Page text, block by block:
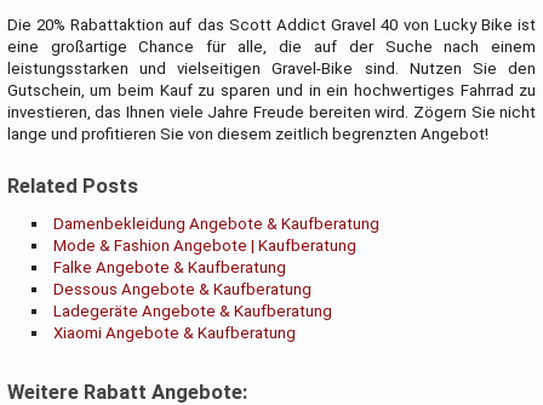
Die 20% Rabattaktion auf das Scott Addict Gravel 40 von Lucky Bike ist
eine großartige Chance für alle, die auf der Suche nach einem
leistungsstarken und vielseitigen Gravel-Bike sind. Nutzen Sie den
Gutschein, um beim Kauf zu sparen und in ein hochwertiges Fahrrad zu
investieren, das Ihnen viele Jahre Freude bereiten wird. Zögern Sie nicht
lange und profitieren Sie von diesem zeitlich begrenzten Angebot!
Related Posts
Damenbekleidung Angebote & Kaufberatung
Mode & Fashion Angebote | Kaufberatung
Falke Angebote & Kaufberatung
Dessous Angebote & Kaufberatung
Ladegeräte Angebote & Kaufberatung
Xiaomi Angebote & Kaufberatung
Weitere Rabatt Angebote: